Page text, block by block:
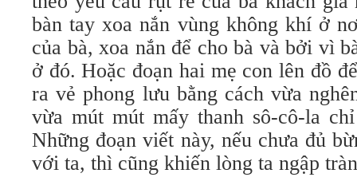
bàn tay xoa nắn vùng không khí ở
của bà, xoa nắn để cho bà và bởi vì
ở đó. Hoặc đoạn hai mẹ con lên đồ
ra vẻ phong lưu bằng cách vừa
vừa mút mút mấy thanh sô-cô-la
Những đoạn viết này, nếu chưa đủ
với ta, thì cũng khiến lòng ta ngập